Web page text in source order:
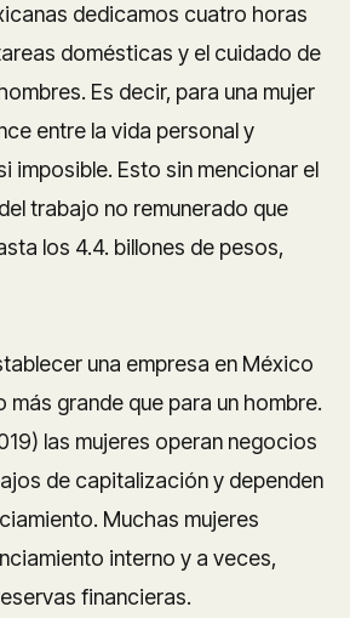
dedicamos cuatro horas
domésticas y el cuidado de
Es decir, para una mujer
entre la vida personal y
imposible. Esto sin mencionar el
trabajo no remunerado que
los 4.4. billones de pesos,
una empresa en México
más grande que para un hombre.
las mujeres operan negocios
de capitalización y dependen
Muchas mujeres
interno y a veces,
financieras.